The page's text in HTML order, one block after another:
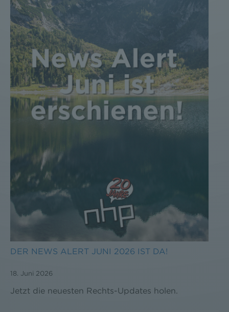
DER NEWS ALERT JUNI 2026 IST DA!
18. Juni 2026
Jetzt die neuesten Rechts-Updates holen.